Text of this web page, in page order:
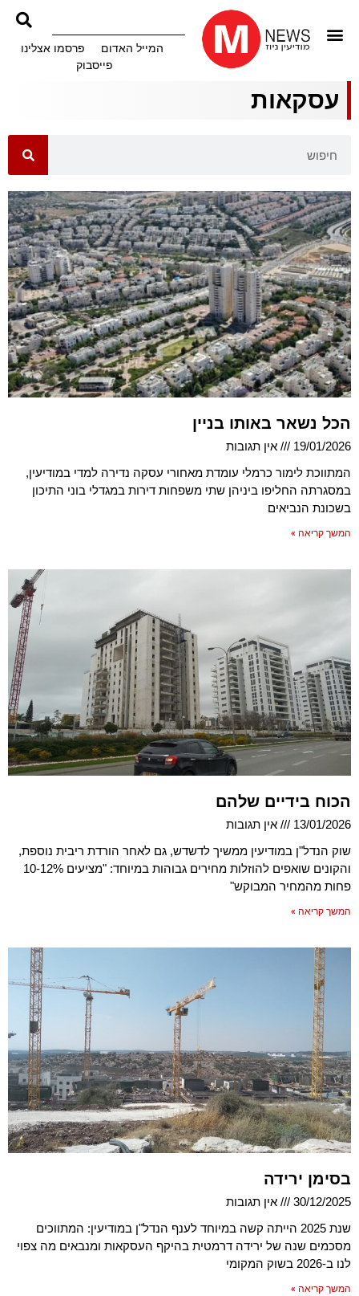
המייל האדום
פרסמו אצלינו
פייסבוק
עסקאות
הכל נשאר באותו בניין
19/01/2026
אין תגובות
המתווכת לימור כרמלי עומדת מאחורי עסקה נדירה למדי במודיעין,
במסגרתה החליפו ביניהן שתי משפחות דירות במגדלי בוני התיכון
בשכונת הנביאים
המשך קריאה »
הכוח בידיים שלהם
13/01/2026
אין תגובות
שוק הנדל"ן במודיעין ממשיך לדשדש, גם לאחר הורדת ריבית נוספת,
והקונים שואפים להוזלות מחירים גבוהות במיוחד: "מציעים 10-12%
פחות מהמחיר המבוקש"
המשך קריאה »
בסימן ירידה
30/12/2025
אין תגובות
שנת 2025 הייתה קשה במיוחד לענף הנדל"ן במודיעין: המתווכים
מסכמים שנה של ירידה דרמטית בהיקף העסקאות ומנבאים מה צפוי
לנו ב-2026 בשוק המקומי
המשך קריאה »